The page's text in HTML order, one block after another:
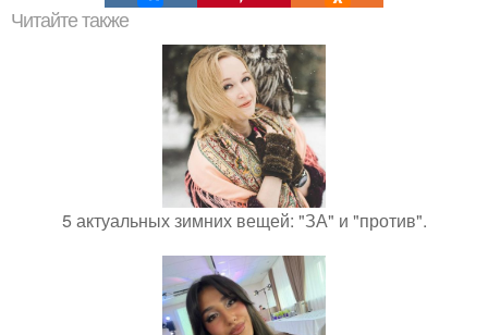
Читайте также
5 актуальных зимних вещей: "ЗА" и "против".